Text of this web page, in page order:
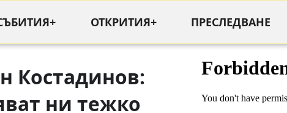
ОТКРИТИЯ+ ПРЕСЛЕДВАНЕ
Костадинов:
ни тежко